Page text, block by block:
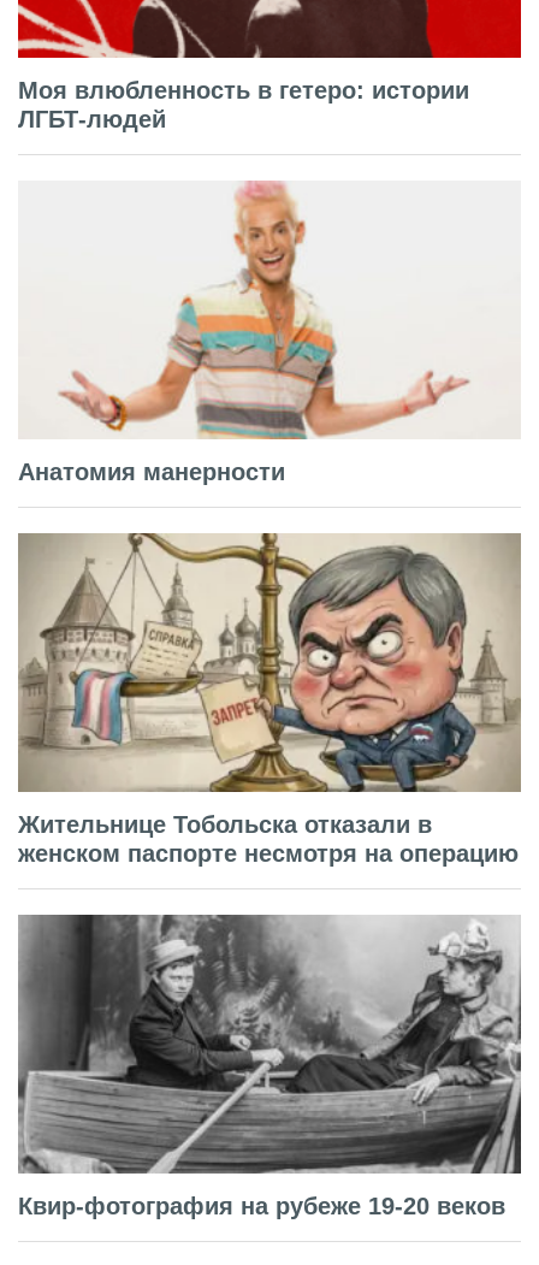
Моя влюбленность в гетеро: истории
ЛГБТ-людей
Анатомия манерности
Жительнице Тобольска отказали в
женском паспорте несмотря на операцию
Квир-фотография на рубеже 19-20 веков